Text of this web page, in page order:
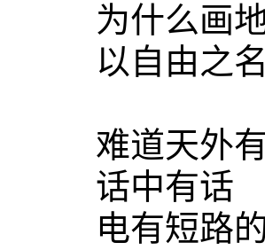
为什么画地
以自由之名
难道天外
话中有话
电有短路的